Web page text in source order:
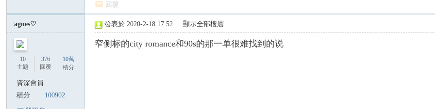
回覆
agnes♡
10
主題
376
回覆
10萬
積分
資深會員
積分
100902
發表於 2020-2-18 17:52 顯示全部樓層
窄侧标的city romance和90s的那一单很难找到的说